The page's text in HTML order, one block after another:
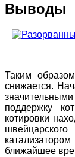
Выводы
Таким
снижается.
поддержку
котировки
ближайшее